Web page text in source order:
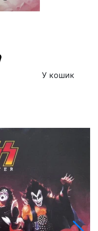
У кошик